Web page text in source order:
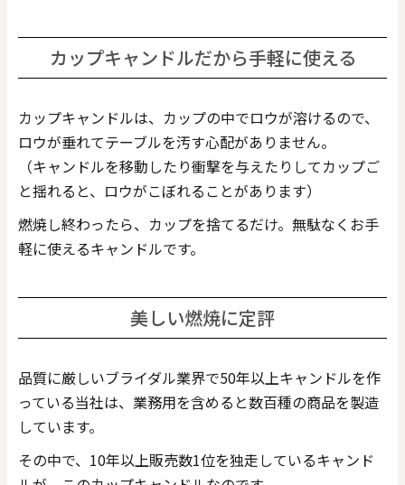
カップキャンドルだから手軽に使える
カップキャンドルは、カップの中でロウが溶けるので、
ロウが垂れてテーブルを汚す心配がありません。
（キャンドルを移動したり衝撃を与えたりしてカップご
と揺れると、ロウがこぼれることがあります）
燃焼し終わったら、カップを捨てるだけ。無駄なくお手
軽に使えるキャンドルです。
美しい燃焼に定評
品質に厳しいブライダル業界で50年以上キャンドルを作
っている当社は、業務用を含めると数百種の商品を製造
しています。
その中で、10年以上販売数1位を独走しているキャンド